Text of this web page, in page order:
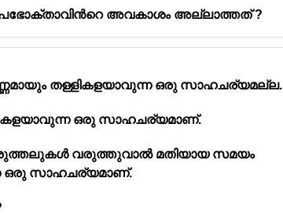
അവകാശം അല്ലാത്തത് ?
തള്ളികളയാവുന്ന ഒരു സാഹചര്യമല്ല.
ഒരു സാഹചര്യമാണ്.
വരുത്തുവാൽ മതിയായ സമയം
ഒരു സാഹചര്യമാണ്.